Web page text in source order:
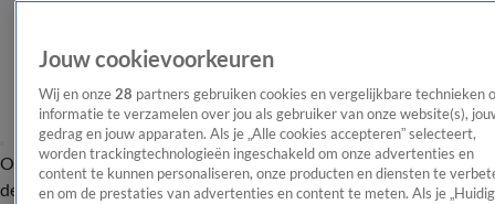
OverzichtAfleveringen Entertainment TV Algemeen
Tip
de redactieNieuwsbrief
Jouw cookievoorkeuren
Wij en onze 28 partners gebruiken cookies en vergelijkbare technieken
informatie te verzamelen over jou als gebruiker van onze website(s),
gedrag en jouw apparaten. Als je „Alle cookies accepteren” selecteert,
worden trackingtechnologieën ingeschakeld om onze advertenties en
content te kunnen personaliseren, onze producten en diensten te
en om de prestaties van advertenties en content te meten. Als je